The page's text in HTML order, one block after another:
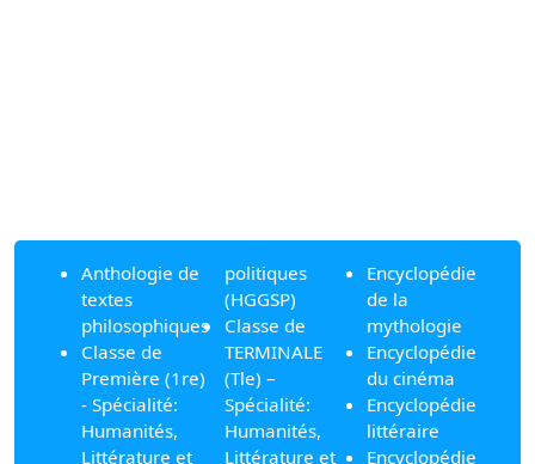
Anthologie de
textes
philosophiques
Classe de
Première (1re)
- Spécialité:
Humanités,
Littérature et
politiques
(HGGSP)
Classe de
TERMINALE
(Tle) –
Spécialité:
Humanités,
Littérature et
Encyclopédie
de la
mythologie
Encyclopédie
du cinéma
Encyclopédie
littéraire
Encyclopédie